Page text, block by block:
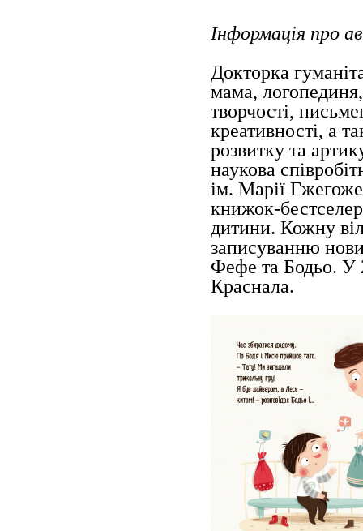
Інформація про
Докторка
мама,
творчостi,
креативностi, а
розвитку та
наукова
iм. Марiї
книжок-
дитини. Кожну
записуванню
Фефе та Бодьо. У
Краснала.